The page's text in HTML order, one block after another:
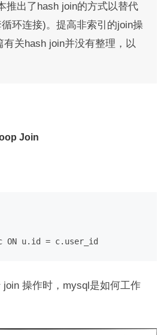
推出了hash join的方式以替代
环连接)。提高非索引的join操
关hash join并没有整理，以
Join
ON u.id =
操作时，mysql是如何工作